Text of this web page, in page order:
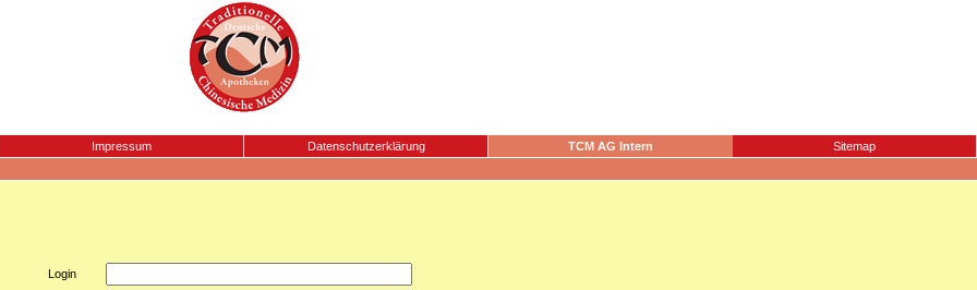
Impressum Datenschutzerklärung TCM AG Intern
Sitemap
Login